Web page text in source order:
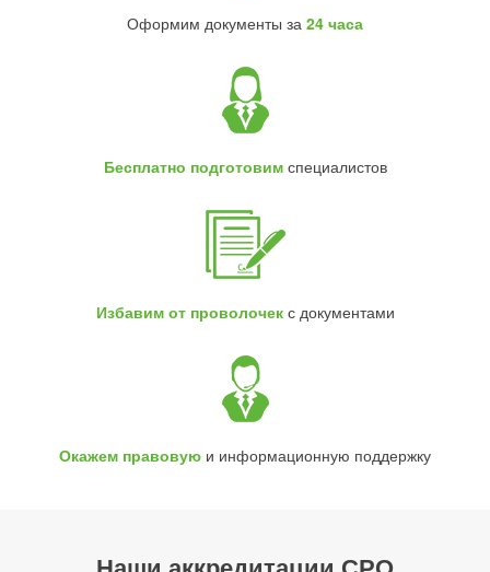
Оформим документы за 24 часа
Бесплатно подготовимспециалистов
Избавим от проволочекс документами
Окажем правовую и информационную поддержку